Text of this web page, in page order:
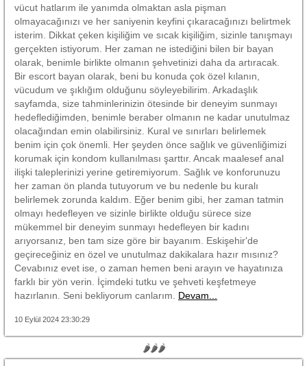
vücut hatlarım ile yanımda olmaktan asla pişman
olmayacağınızı ve her saniyenin keyfini çıkaracağınızı belirtmek
isterim. Dikkat çeken kişiliğim ve sıcak kişiliğim, sizinle tanışmayı
gerçekten istiyorum. Her zaman ne istediğini bilen bir bayan
olarak, benimle birlikte olmanın şehvetinizi daha da artıracak.
Bir escort bayan olarak, beni bu konuda çok özel kılanın,
vücudum ve şıklığım olduğunu söyleyebilirim. Arkadaşlık
sayfamda, size tahminlerinizin ötesinde bir deneyim sunmayı
hedeflediğimden, benimle beraber olmanın ne kadar unutulmaz
olacağından emin olabilirsiniz. Kural ve sınırları belirlemek
benim için çok önemli. Her şeyden önce sağlık ve güvenliğimizi
korumak için kondom kullanılması şarttır. Ancak maalesef anal
ilişki taleplerinizi yerine getiremiyorum. Sağlık ve konforunuzu
her zaman ön planda tutuyorum ve bu nedenle bu kuralı
belirlemek zorunda kaldım. Eğer benim gibi, her zaman tatmin
olmayı hedefleyen ve sizinle birlikte olduğu sürece size
mükemmel bir deneyim sunmayı hedefleyen bir kadını
arıyorsanız, ben tam size göre bir bayanım. Eskişehir'de
geçireceğiniz en özel ve unutulmaz dakikalara hazır mısınız?
Cevabınız evet ise, o zaman hemen beni arayın ve hayatınıza
farklı bir yön verin. İçimdeki tutku ve şehveti keşfetmeye
hazırlanın. Seni bekliyorum canlarım. Devam...
10 Eylül 2024 23:30:29
🌶🌶🌶